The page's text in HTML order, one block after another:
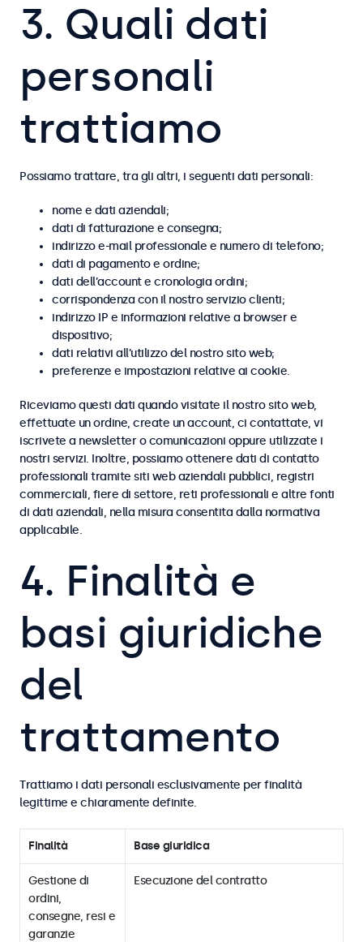
3. Quali dati
personali
trattiamo
Possiamo trattare, tra gli altri, i seguenti dati personali:
nome e dati aziendali;
dati di fatturazione e consegna;
indirizzo e-mail professionale e numero di telefono;
dati di pagamento e ordine;
dati dell’account e cronologia ordini;
corrispondenza con il nostro servizio clienti;
indirizzo IP e informazioni relative a browser e
dispositivo;
dati relativi all’utilizzo del nostro sito web;
preferenze e impostazioni relative ai cookie.
Riceviamo questi dati quando visitate il nostro sito web,
effettuate un ordine, create un account, ci contattate, vi
iscrivete a newsletter o comunicazioni oppure utilizzate i
nostri servizi. Inoltre, possiamo ottenere dati di contatto
professionali tramite siti web aziendali pubblici, registri
commerciali, fiere di settore, reti professionali e altre fonti
di dati aziendali, nella misura consentita dalla normativa
applicabile.
4. Finalità e
basi giuridiche
del
trattamento
Trattiamo i dati personali esclusivamente per finalità
legittime e chiaramente definite.
Finalità Base giuridica
Gestione di
ordini,
consegne, resi e
garanzie
Esecuzione del contratto